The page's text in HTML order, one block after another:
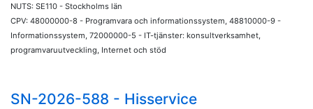
NUTS: SE110 - Stockholms län
CPV: 48000000-8 - Programvara och informationssystem, 48810000-9 -
Informationssystem, 72000000-5 - IT-tjänster: konsultverksamhet,
programvaruutveckling, Internet och stöd
SN-2026-588 - Hisservice